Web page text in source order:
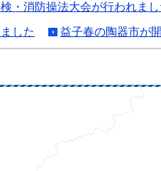
・消防操法大会が行われまし
した 益子春の陶器市が